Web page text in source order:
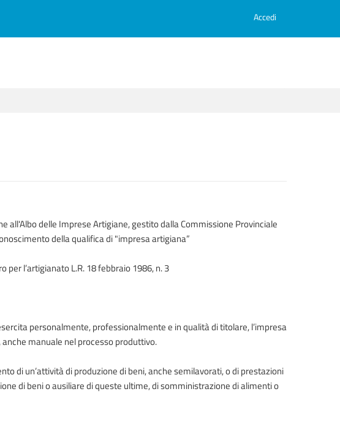
Accedi
all'Albo delle Imprese Artigiane, gestito dalla Commissione Provinciale
della qualifica di "impresa artigiana”
l’artigianato L.R. 18 febbraio 1986, n. 3
personalmente, professionalmente e in qualità di titolare, l’impresa
manuale nel processo produttivo.
di un’attività di produzione di beni, anche semilavorati, o di prestazioni
di beni o ausiliare di queste ultime, di somministrazione di alimenti o